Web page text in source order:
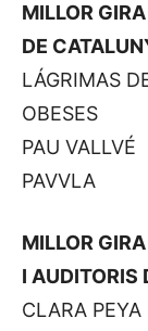
MILLOR
DE
LÁGRIMAS
OBESES
PAU VALLVÉ
PAVVLA
MILLOR
I AUDITORIS
CLARA PEYA